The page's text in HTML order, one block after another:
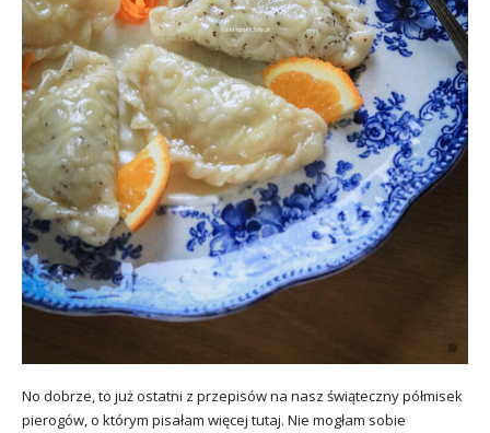
No dobrze, to już ostatni z przepisów na nasz świąteczny półmisek
pierogów, o którym pisałam więcej tutaj. Nie mogłam sobie